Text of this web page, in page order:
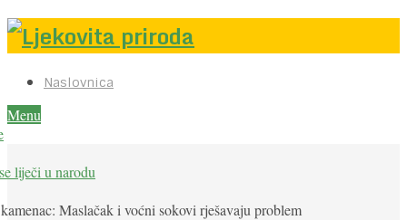
Naslovnica
Menu
liječi u narodu
Maslačak i voćni sokovi rješavaju problem